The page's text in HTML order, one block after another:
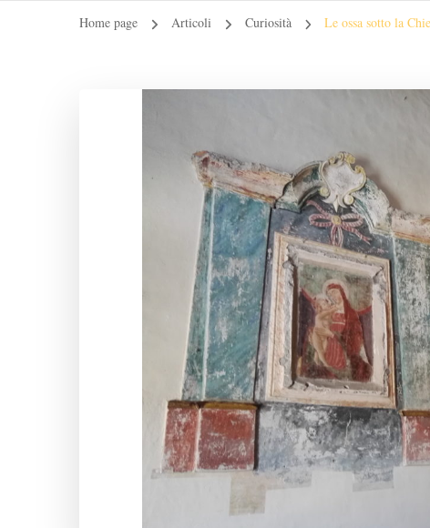
Home page Articoli Curiosità Le ossa sotto la